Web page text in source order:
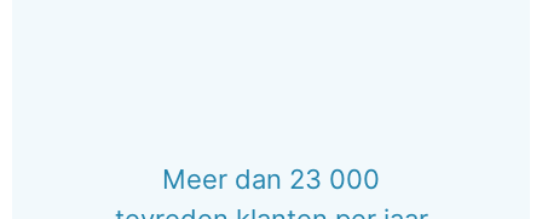
Meer dan 23 000